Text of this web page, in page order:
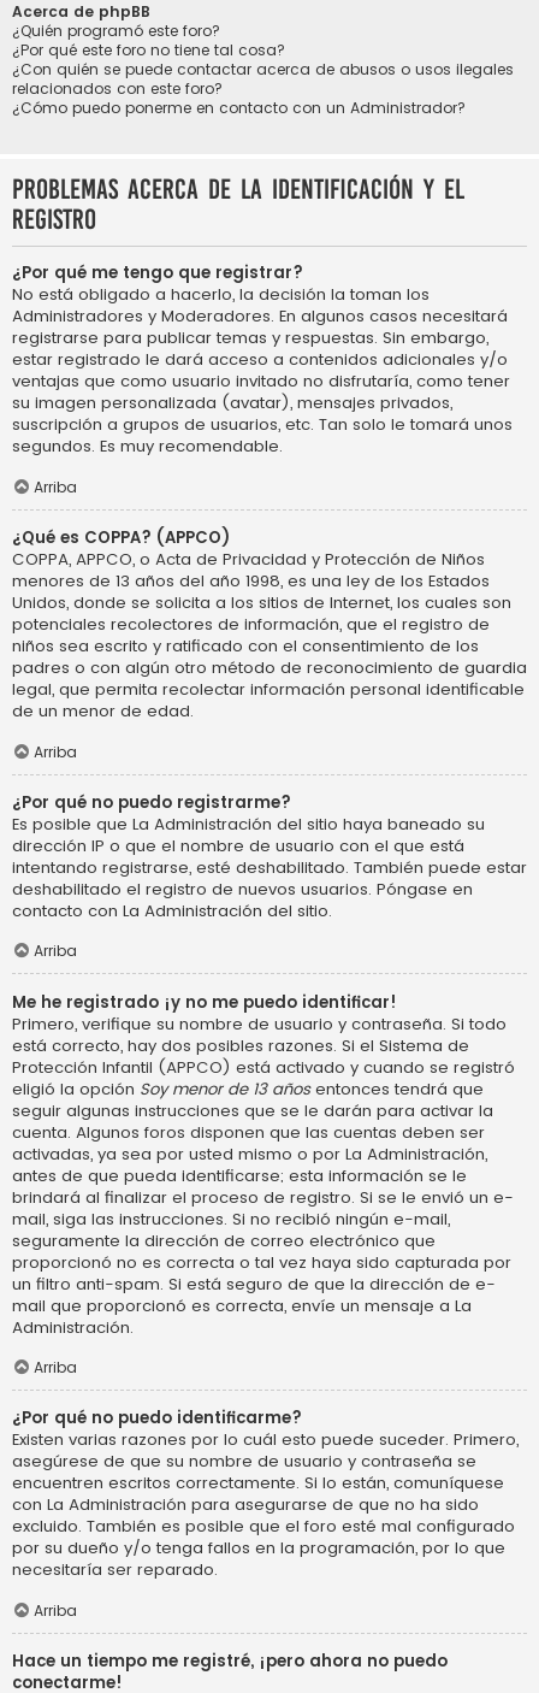
Acerca de phpBB
¿Quién programó este foro?
¿Por qué este foro no tiene tal cosa?
¿Con quién se puede contactar acerca de abusos o usos ilegales
relacionados con este foro?
¿Cómo puedo ponerme en contacto con un Administrador?
Problemas acerca de la identificación y el
registro
¿Por qué me tengo que registrar?
No está obligado a hacerlo, la decisión la toman los
Administradores y Moderadores. En algunos casos necesitará
registrarse para publicar temas y respuestas. Sin embargo,
estar registrado le dará acceso a contenidos adicionales y/o
ventajas que como usuario invitado no disfrutaría, como tener
su imagen personalizada (avatar), mensajes privados,
suscripción a grupos de usuarios, etc. Tan solo le tomará unos
segundos. Es muy recomendable.
Arriba
¿Qué es COPPA? (APPCO)
COPPA, APPCO, o Acta de Privacidad y Protección de Niños
menores de 13 años del año 1998, es una ley de los Estados
Unidos, donde se solicita a los sitios de Internet, los cuales son
potenciales recolectores de información, que el registro de
niños sea escrito y ratificado con el consentimiento de los
padres o con algún otro método de reconocimiento de guardia
legal, que permita recolectar información personal identificable
de un menor de edad.
Arriba
¿Por qué no puedo registrarme?
Es posible que La Administración del sitio haya baneado su
dirección IP o que el nombre de usuario con el que está
intentando registrarse, esté deshabilitado. También puede estar
deshabilitado el registro de nuevos usuarios. Póngase en
contacto con La Administración del sitio.
Arriba
Me he registrado ¡y no me puedo identificar!
Primero, verifique su nombre de usuario y contraseña. Si todo
está correcto, hay dos posibles razones. Si el Sistema de
Protección Infantil (APPCO) está activado y cuando se registró
eligió la opción Soy menor de 13 añosentonces tendrá que
seguir algunas instrucciones que se le darán para activar la
cuenta. Algunos foros disponen que las cuentas deben ser
activadas, ya sea por usted mismo o por La Administración,
antes de que pueda identificarse; esta información se le
brindará al finalizar el proceso de registro. Si se le envió un e-
mail, siga las instrucciones. Si no recibió ningún e-mail,
seguramente la dirección de correo electrónico que
proporcionó no es correcta o tal vez haya sido capturada por
un filtro anti-spam. Si está seguro de que la dirección de e-
mail que proporcionó es correcta, envíe un mensaje a La
Administración.
Arriba
¿Por qué no puedo identificarme?
Existen varias razones por lo cuál esto puede suceder. Primero,
asegúrese de que su nombre de usuario y contraseña se
encuentren escritos correctamente. Si lo están, comuníquese
con La Administración para asegurarse de que no ha sido
excluido. También es posible que el foro esté mal configurado
por su dueño y/o tenga fallos en la programación, por lo que
necesitaría ser reparado.
Arriba
Hace un tiempo me registré, ¡pero ahora no puedo
conectarme!